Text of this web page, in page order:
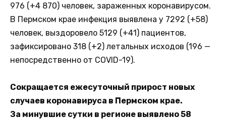
976 (+4 870) человек, зараженных коронавирусом.
В Пермском крае инфекция выявлена у 7292 (+58)
человек, выздоровело 5129 (+41) пациентов,
зафиксировано 318 (+2) летальных исходов (196 —
непосредственно от COVID-19).
Сокращается ежесуточный прирост новых
случаев коронавируса в Пермском крае.
За минувшие сутки в регионе выявлено 58